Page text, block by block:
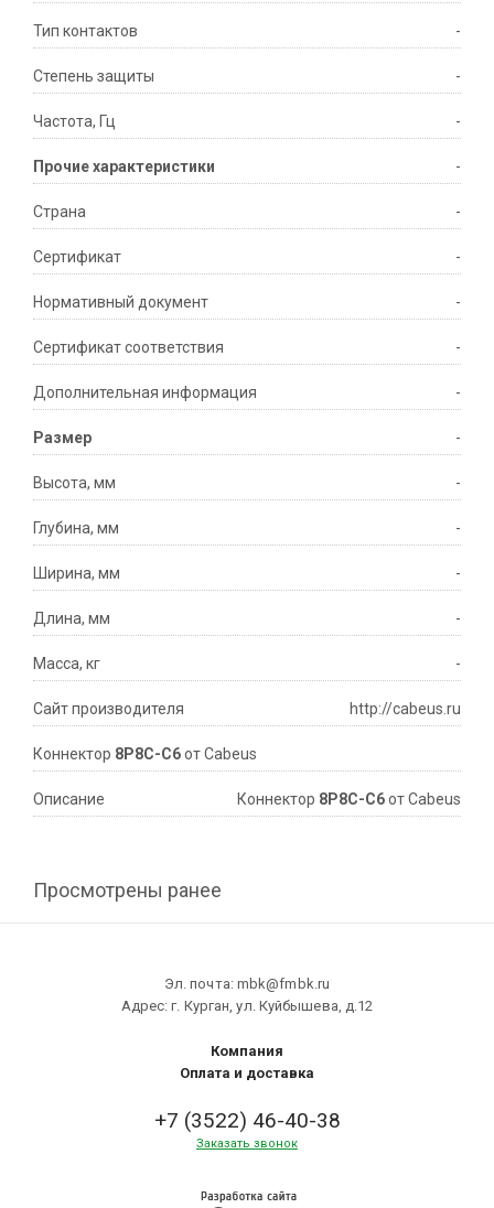
Тип контактов -
Степень защиты -
Частота, Гц -
Прочие характеристики -
Страна -
Сертификат -
Нормативный документ -
Сертификат соответствия -
Дополнительная информация -
Размер -
Высота, мм -
Глубина, мм -
Ширина, мм -
Длина, мм -
Масса, кг -
Сайт производителя http://cabeus.ru
Коннектор 8P8C-C6от Cabeus
Описание Коннектор 8P8C-C6от Cabeus
Просмотрены ранее
Эл. почта: mbk@fmbk.ru
Адрес: г. Курган, ул. Куйбышева, д.12
Компания
Оплата и доставка
+7 (3522) 46-40-38
Заказать звонок